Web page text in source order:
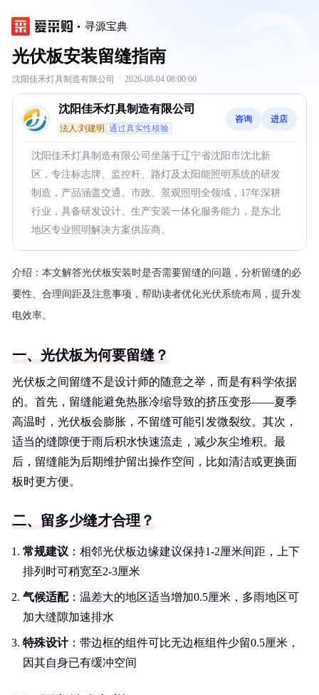
寻源宝典
光伏板安装留缝指南
沈阳佳禾灯具制造有限公司 · 2026-08-04 08:00:00
沈阳佳禾灯具制造有限公司
法人:刘建明 通过真实性核验
咨询 进店
沈阳佳禾灯具制造有限公司坐落于辽宁省沈阳市沈北新
区，专注标志牌、监控杆、路灯及太阳能照明系统的研发
制造，产品涵盖交通、市政、景观照明全领域，17年深耕
行业，具备研发设计、生产安装一体化服务能力，是东北
地区专业照明解决方案供应商。
介绍： 本文解答光伏板安装时是否需要留缝的问题，分析留缝的必
要性、合理间距及注意事项，帮助读者优化光伏系统布局，提升发
电效率。
一、光伏板为何要留缝？
光伏板之间留缝不是设计师的随意之举，而是有科学依据
的。首先，留缝能避免热胀冷缩导致的挤压变形——夏季
高温时，光伏板会膨胀，不留缝可能引发微裂纹。其次，
适当的缝隙便于雨后积水快速流走，减少灰尘堆积。最
后，留缝能为后期维护留出操作空间，比如清洁或更换面
板时更方便。
二、留多少缝才合理？
常规建议 ：相邻光伏板边缘建议保持1-2厘米间距，上下
排列时可稍宽至2-3厘米
气候适配：温差大的地区适当增加0.5厘米，多雨地区可
加大缝隙加速排水
特殊设计：带边框的组件可比无边框组件少留0.5厘米，
因其自身已有缓冲空间